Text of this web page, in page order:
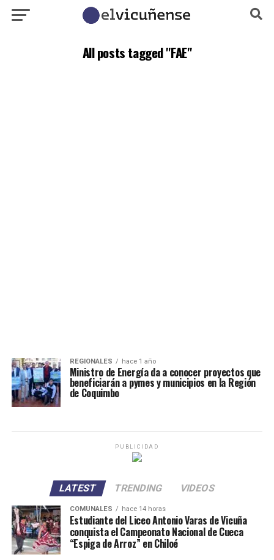
All posts tagged "FAE"
REGIONALES hace 1 año
Ministro de Energía da a conocer proyectos que
beneficiarán a pymes y municipios en la Región
de Coquimbo
PUBLICIDAD
LATEST TRENDING VIDEOS
COMUNALES hace 14 horas
Estudiante del Liceo Antonio Varas de Vicuña
conquista el Campeonato Nacional de Cueca
“Espiga de Arroz” en Chiloé